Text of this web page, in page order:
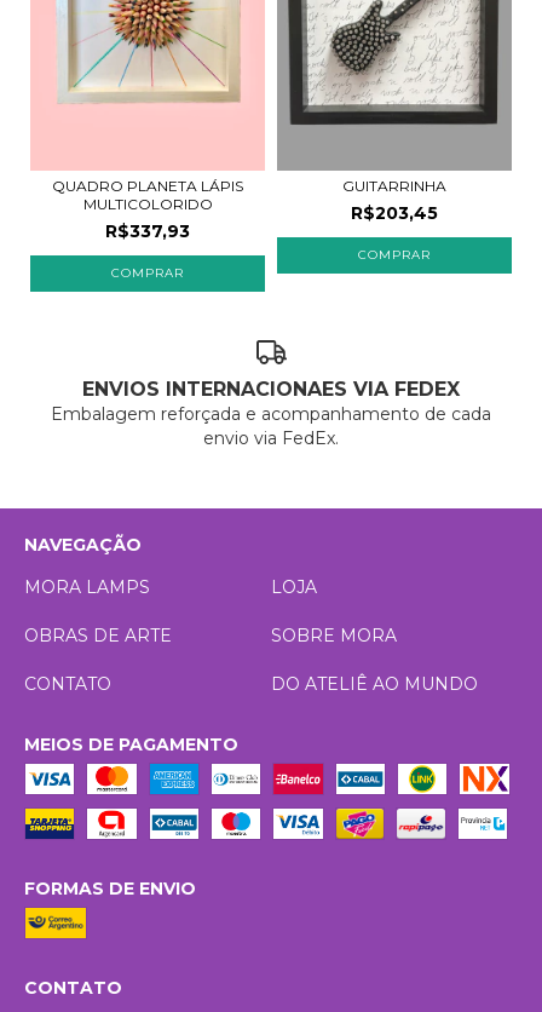
QUADRO PLANETA LÁPIS
MULTICOLORIDO
R$337,93
GUITARRINHA
R$203,45
ENVIOS INTERNACIONAES VIA FEDEX
Embalagem reforçada e acompanhamento de cada
envio via FedEx.
NAVEGAÇÃO
MORA LAMPS
LOJA
OBRAS DE ARTE SOBRE MORA
CONTATO DO ATELIÊ AO MUNDO
MEIOS DE PAGAMENTO
FORMAS DE ENVIO
CONTATO